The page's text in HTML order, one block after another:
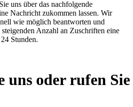
uns über das nachfolgende
Nachricht zukommen lassen. Wir
wie möglich beantworten und
Anzahl an Zuschriften eine
Stunden.
uns oder rufen Sie